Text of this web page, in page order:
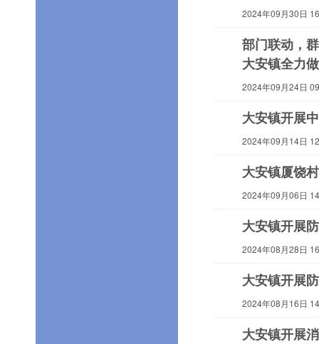
2024年09月30日
部门联动，
大安镇全力
2024年09月24日
大安镇开展
2024年09月14日
大安镇厦饶
2024年09月06日
大安镇开展
2024年08月28日
大安镇开展
2024年08月16日
大安镇开展